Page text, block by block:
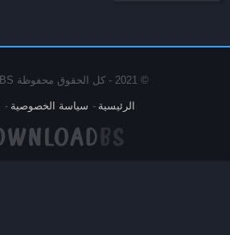
© 2021 - كل الحقوق محفوظة DownLoadBS
الرئيسية سياسة الخصوصية